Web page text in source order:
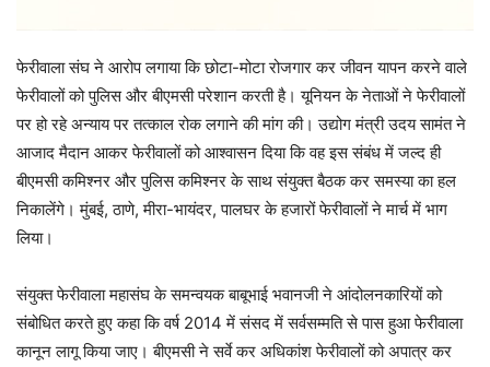
फेरीवाला संघ ने आरोप लगाया कि छोटा-मोटा रोजगार कर जीवन यापन करने वाले
फेरीवालों को पुलिस और बीएमसी परेशान करती है। यूनियन के नेताओं ने फेरीवालों
पर हो रहे अन्याय पर तत्काल रोक लगाने की मांग की। उद्योग मंत्री उदय सामंत ने
आजाद मैदान आकर फेरीवालों को आश्वासन दिया कि वह इस संबंध में जल्द ही
बीएमसी कमिश्नर और पुलिस कमिश्नर के साथ संयुक्त बैठक कर समस्या का हल
निकालेंगे। मुंबई, ठाणे, मीरा-भायंदर, पालघर के हजारों फेरीवालों ने मार्च में भाग
लिया।
संयुक्त फेरीवाला महासंघ के समन्वयक बाबूभाई भवानजी ने आंदोलनकारियों को
संबोधित करते हुए कहा कि वर्ष 2014 में संसद में सर्वसम्मति से पास हुआ फेरीवाला
कानून लागू किया जाए। बीएमसी ने सर्वे कर अधिकांश फेरीवालों को अपात्र कर